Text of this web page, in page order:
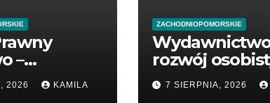
–
w
2026 KAMILA
ZACHODNIOPOMORSKIE
rozwój
7 SIERPNIA, 2026